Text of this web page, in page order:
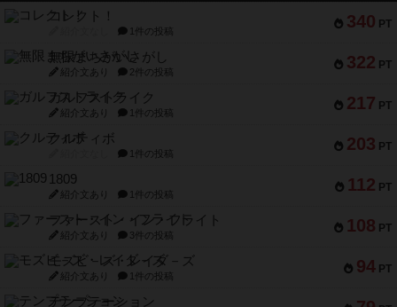
340 PT
コレクト！
1件の投稿
322 PT
無限まちがいさがし
紹介文あり 2件の投稿
217 PT
ガルフストライク
紹介文あり 1件の投稿
203 PT
クルティボ
1件の投稿
112 PT
1809
紹介文あり 1件の投稿
108 PT
ファースト・イン・フライト
紹介文あり 3件の投稿
94 PT
モズビ－ズ・レイダ－ズ
紹介文あり 1件の投稿
テンプテーション